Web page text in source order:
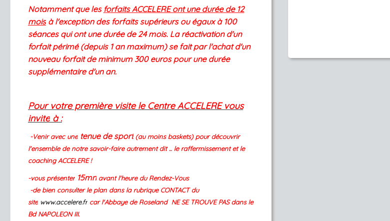
Notamment que les forfaits ACCELERE ont une durée de 12
mois à l'exception des forfaits supérieurs ou égaux à 100
séances qui ont une durée de 24 mois. La réactivation d'un
forfait périmé (depuis 1 an maximum) se fait par l'achat d'un
nouveau forfait de minimum 300 euros pour une durée
supplémentaire d'un an.
Pour votre première visite le Centre ACCELERE vous
invite à :
-Venir avec une tenue de sport (au moins baskets) pour découvrir
l'ensemble de notre savoir-faire autrement dit ... le raffermissement et le
coaching ACCELERE !
-vous présenter 15mn avant l'heure du Rendez-Vous
-de bien consulter le plan dans la rubrique CONTACT du
site www.accelere.fr car l'Abbaye de Roseland NE SE TROUVE PAS dans le
Bd NAPOLEON III.